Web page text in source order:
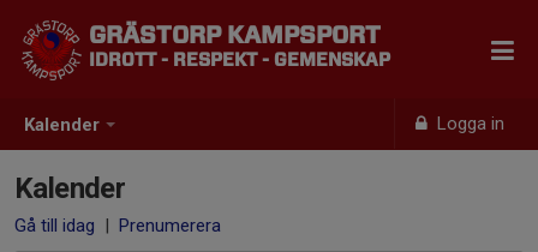
Kalender Logga in
GRÄSTORP KAMPSPORT
IDROTT - RESPEKT - GEMENSKAP
Kalender
Gå till idag | Prenumerera